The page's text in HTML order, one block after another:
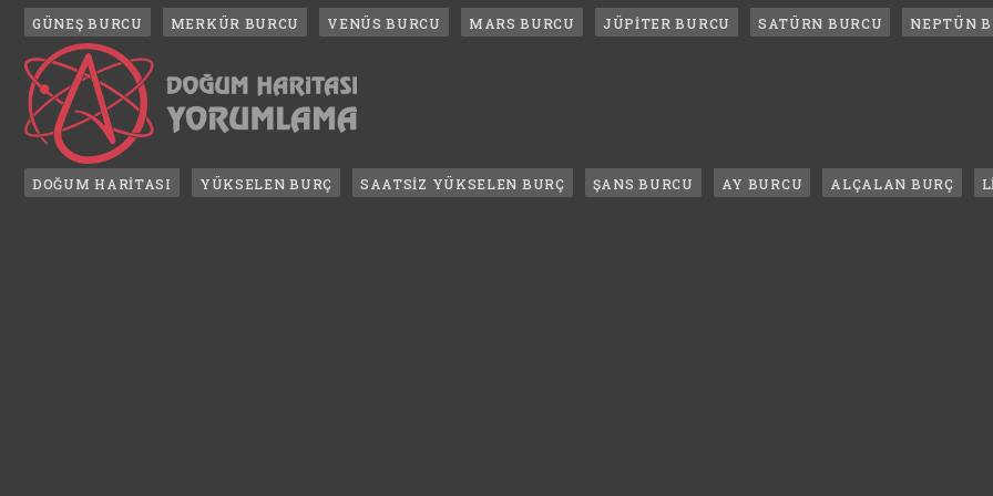
GÜNEŞ BURCU MERKÜR BURCU VENÜS BURCU MARS BURCU JÜPİTER BURCU SATÜRN BURCU NEPTÜN
DOĞUM HARİTASI YÜKSELEN BURÇ SAATSİZ YÜKSELEN BURÇ ŞANS BURCU AY BURCU ALÇALAN BURÇ